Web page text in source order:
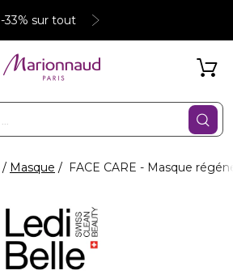
-33% sur tout
Masque FACE CARE - Masque